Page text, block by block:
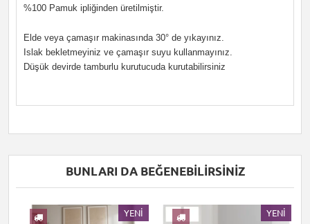
%100 Pamuk ipliğinden üretilmiştir.
Elde veya çamaşır makinasında 30° de yıkayınız.
Islak bekletmeyiniz ve çamaşır suyu kullanmayınız.
Düşük devirde tamburlu kurutucuda kurutabilirsiniz
BUNLARI DA BEĞENEBILIRSINIZ
YENI YENI